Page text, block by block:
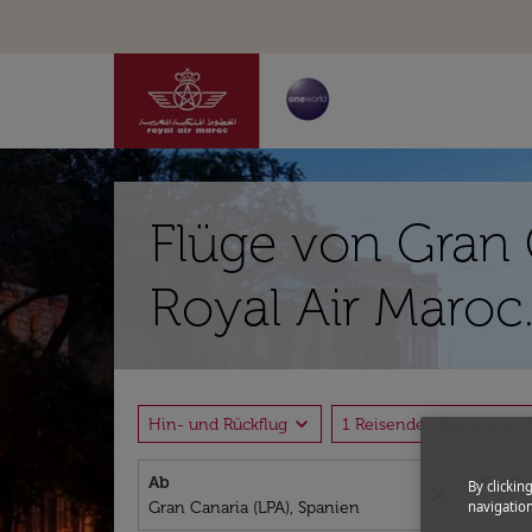
Flüge von
Royal Air Maroc.
Hin- und Rückflug expand_more 1 Reisender, Economy
Ab Nach
By